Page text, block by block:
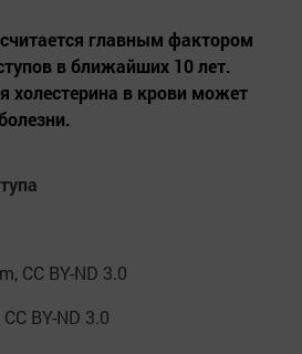
главным фактором
в ближайших 10 лет.
холестерина в крови может
BY-ND 3.0